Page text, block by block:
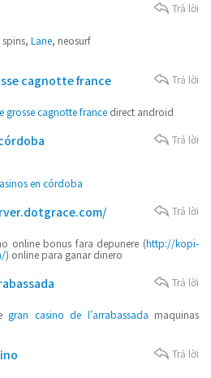
Lane, neosurf
Trả lời
cagnotte france
grosse cagnotte france direct android
Trả lời
en córdoba
Trả lời
online bonus fara depunere (http://kopi-
) online para ganar dinero
Trả lời
gran casino de l’arrabassada maquinas
Trả lời
Trả lời